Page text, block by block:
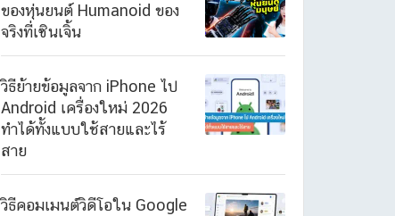
ของหุ่นยนต์ Humanoid ของ
จริงที่เซินเจิ้น
วิธีย้ายข้อมูลจาก iPhone ไป
Android เครื่องใหม่ 2026
ทำได้ทั้งแบบใช้สายและไร้
สาย
วิธีคอมเมนต์วิดีโอใน Google